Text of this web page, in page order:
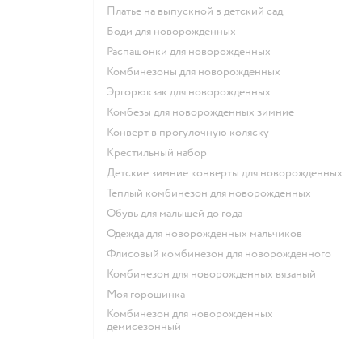
Платье на выпускной в детский сад
Боди для новорожденных
Распашонки для новорожденных
Комбинезоны для новорожденных
Эргорюкзак для новорожденных
Комбезы для новорожденных зимние
Конверт в прогулочную коляску
Крестильный набор
Детские зимние конверты для новорожденных
Теплый комбинезон для новорожденных
Обувь для малышей до года
Одежда для новорожденных мальчиков
Флисовый комбинезон для новорожденного
Комбинезон для новорожденных вязаный
Моя горошинка
Комбинезон для новорожденных
демисезонный